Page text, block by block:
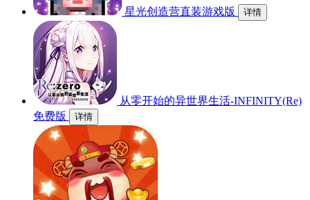
星光创造营直装游戏版 详情
从零开始的异世界生活-INFINITY(Re)
免费版
详情